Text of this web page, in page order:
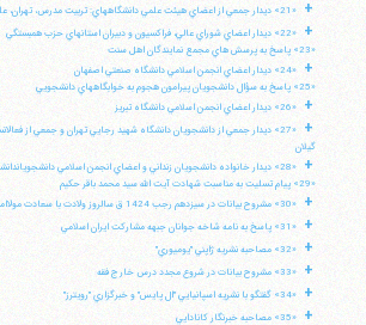
+ «21» ديدار جمعي از اعضاي هيئت علمي دانشگاههاي: تربيت مدرس، تهران، علومپزشكي تهران و امام حسين (ع)
+
«22» ديدار اعضاي شوراي عالي، فراكسيون و دبيران استانهاي حزب همبستگي
«23» پاسخ به پرسش هاي مجمع نمايندگان اهل سنت
+
«24» ديدار اعضاي انجمن اسلامي دانشگاه صنعتي اصفهان
«25» پاسخ به سؤال دانشجويان پيرامون هجوم به خوابگاههاي دانشجويي
+ «26» ديدار اعضاي انجمن اسلامي دانشگاه تبريز
+
«27» ديدار جمعي از دانشجويان دانشگاه شهيد رجايي تهران و جمعي از
گيلان
+
«28» ديدار خانواده دانشجويان زنداني و اعضاي انجمن اسلامي دانشجوياندانشگاه علامه طباطبايي
«29» پيام تسليت به مناسبت شهادت آيت الله سيد محمد باقر حكيم
+ «30» مشروح بيانات در سيزدهم رجب 1424 ق سالروز ولادت با سعادت مولااميرالمؤمنين حضرت علي (ع)
+ «31» پاسخ به نامه شاخه جوانان جبهه مشاركت ايران اسلامي
+ «32» مصاحبه نشريه ژاپني "يوميوري"
+ «33» مشروح بيانات در شروع مجدد درس خارج فقه
+ «34» گفتگو با نشريه اسپانيايي "ال پايس" و خبرگزاري "رويترز"
+ «35» مصاحبه خبرنگار كانادايي